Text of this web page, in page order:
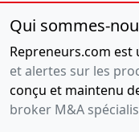
Qui sommes-
Repreneurs.com
et alertes sur les
conçu et maintenu
broker M&A